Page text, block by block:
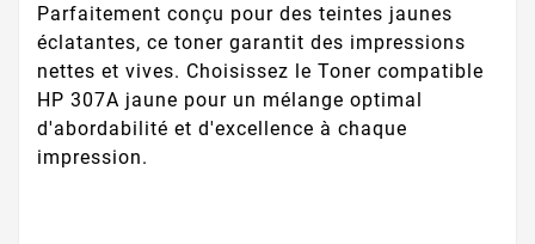
Parfaitement conçu pour des teintes jaunes
éclatantes, ce toner garantit des impressions
nettes et vives. Choisissez le Toner compatible
HP 307A jaune pour un mélange optimal
d'abordabilité et d'excellence à chaque
impression.